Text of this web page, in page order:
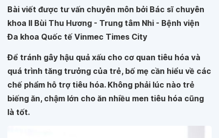
Bài viết được tư vấn chuyên môn bởi Bác sĩ chuyên
khoa II Bùi Thu Hương - Trung tâm Nhi - Bệnh viện
Đa khoa Quốc tế Vinmec Times City
Để tránh gây hậu quả xấu cho cơ quan tiêu hóa và
quá trình tăng trưởng của trẻ, bố mẹ cần hiểu về các
chế phẩm hỗ trợ tiêu hóa. Không phải lúc nào trẻ
biếng ăn, chậm lớn cho ăn nhiều men tiêu hóa cũng
là tốt.